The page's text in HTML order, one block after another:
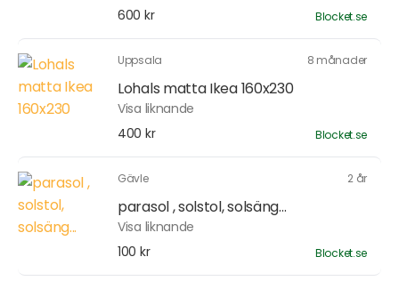
600 kr
Blocket.se
Uppsala 8 månader
Lohals matta Ikea 160x230
Visa liknande
400 kr
Blocket.se
Gävle 2 år
parasol , solstol, solsäng...
Visa liknande
100 kr
Blocket.se